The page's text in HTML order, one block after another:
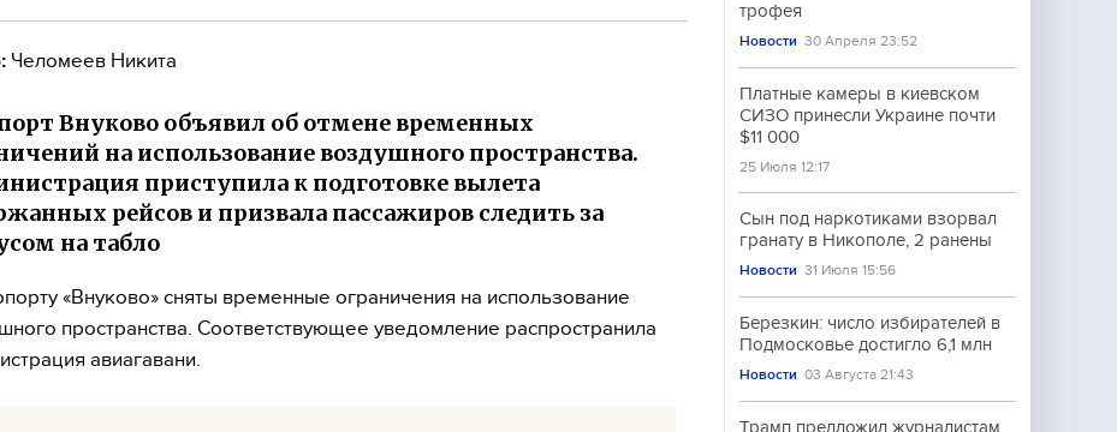
Челомеев Никита
Внуково объявил об отмене временных
на использование воздушного пространства.
приступила к подготовке вылета
рейсов и призвала пассажиров следить за
на табло
«Внуково» сняты временные ограничения на использование
пространства. Соответствующее уведомление распространила
авиагавани.
трофея
Новости 30 Апреля 23:52
Платные камеры в киевском
СИЗО принесли Украине почти
$11 000
25 Июля 12:17
Сын под наркотиками взорвал
гранату в Никополе, 2 ранены
Новости 31 Июля 15:56
Березкин: число избирателей в
Подмосковье достигло 6,1 млн
Новости 03 Августа 21:43
Трамп предложил журналистам